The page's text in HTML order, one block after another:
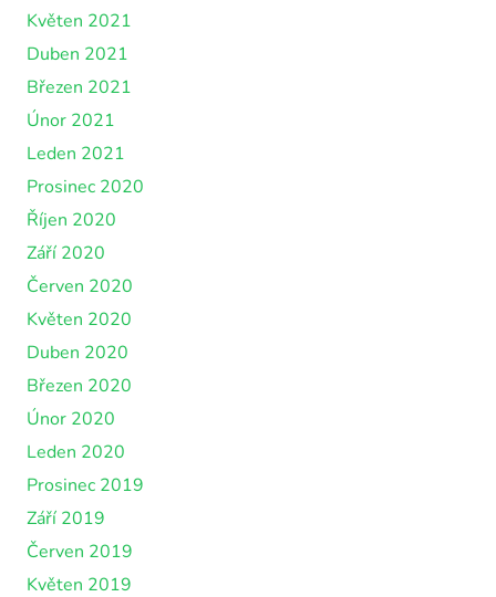
Květen 2021
Duben 2021
Březen 2021
Únor 2021
Leden 2021
Prosinec 2020
Říjen 2020
Září 2020
Červen 2020
Květen 2020
Duben 2020
Březen 2020
Únor 2020
Leden 2020
Prosinec 2019
Září 2019
Červen 2019
Květen 2019